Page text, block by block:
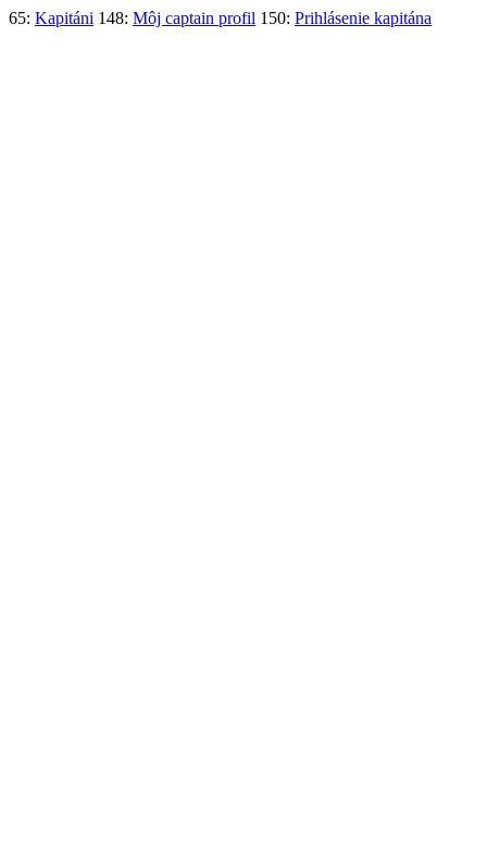
65: Kapitáni 148: Môj captain profil 150: Prihlásenie kapitána